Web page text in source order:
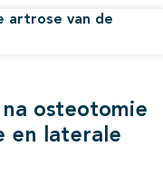
artrose van de
osteotomie
en laterale